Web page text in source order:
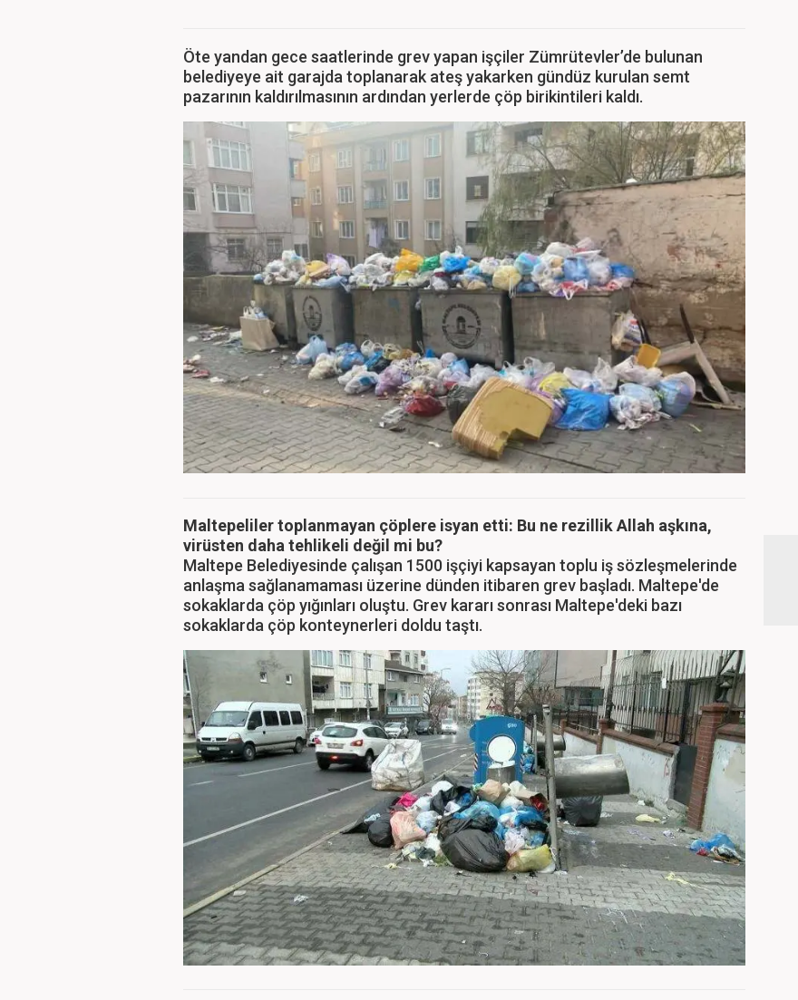
Öte yandan gece saatlerinde grev yapan işçiler Zümrütevler’de bulunan
belediyeye ait garajda toplanarak ateş yakarken gündüz kurulan semt
pazarının kaldırılmasının ardından yerlerde çöp birikintileri kaldı.
Maltepeliler toplanmayan çöplere isyan etti: Bu ne rezillik Allah aşkına,
virüsten daha tehlikeli değil mi bu?
Maltepe Belediyesinde çalışan 1500 işçiyi kapsayan toplu iş sözleşmelerinde
anlaşma sağlanamaması üzerine dünden itibaren grev başladı. Maltepe'de
sokaklarda çöp yığınları oluştu. Grev kararı sonrası Maltepe'deki bazı
sokaklarda çöp konteynerleri doldu taştı.